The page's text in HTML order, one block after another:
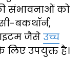
संभावनाओं को
बकथॉर्न,
जैसे उच्च
लिए उपयुक्त है।